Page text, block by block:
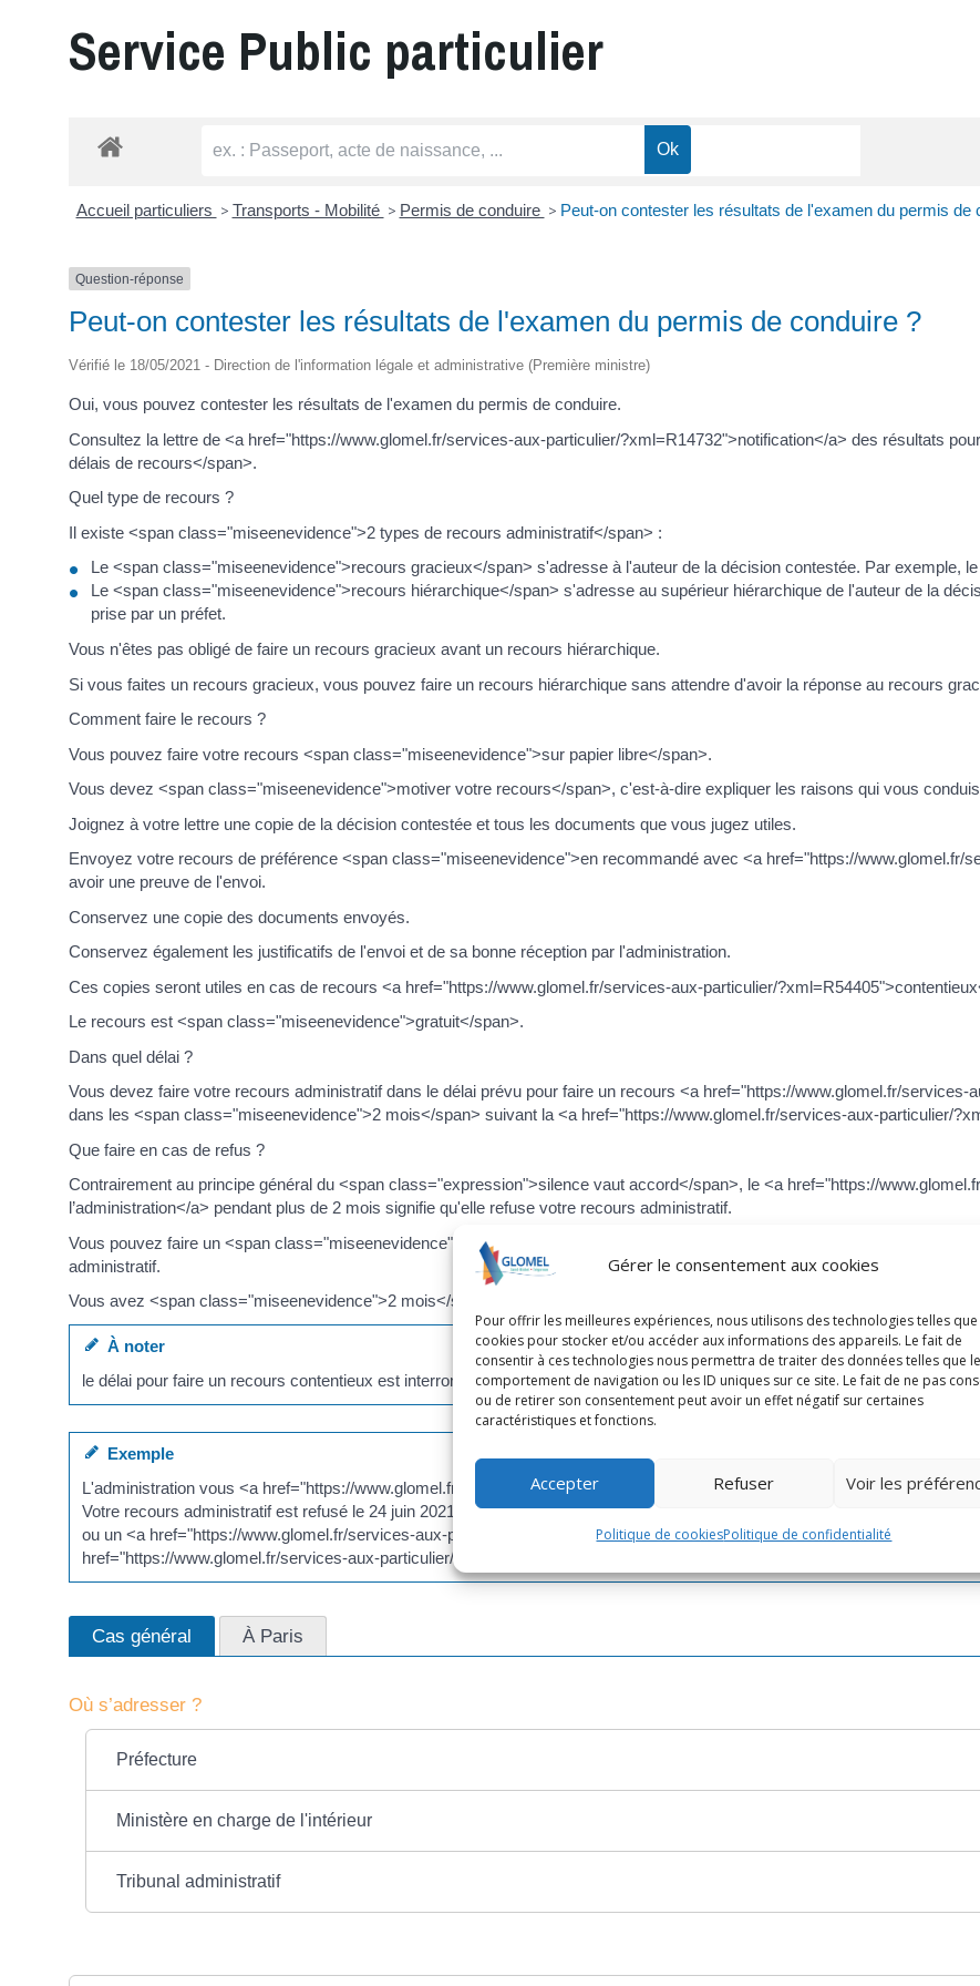
Gérer le consentement aux cookies
Pour offrir les meilleures expériences, nous utilisons des technologies telles
cookies pour stocker et/ou accéder aux informations des appareils. Le fait de
consentir à ces technologies nous permettra de traiter des données telles que le
comportement de navigation ou les ID uniques sur ce site. Le fait de ne pas
ou de retirer son consentement peut avoir un effet négatif sur certaines
caractéristiques et fonctions.
Accepter Refuser Voir les
Politique de cookiesPolitique de confidentialité
Service Public particulier
Accueil particuliers > Transports - Mobilité > Permis de conduire > Peut-on contester les résultats de l'examen du permis de
Question-réponse
Peut-on contester les résultats de l'examen du permis de conduire ?
Vérifié le 18/05/2021 - Direction de l'information légale et administrative (Première ministre)
Oui, vous pouvez contester les résultats de l'examen du permis de conduire.
Consultez la lettre de <a href="https://www.glomel.fr/services-aux-particulier/?xml=R14732">notification</a> des résultats
délais de recours</span>.
Quel type de recours ?
Il existe <span class="miseenevidence">2 types de recours administratif</span> :
Le <span class="miseenevidence">recours gracieux</span> s'adresse à l'auteur de la décision contestée. Par exemple, le
Le <span class="miseenevidence">recours hiérarchique</span> s'adresse au supérieur hiérarchique de l'auteur de la
prise par un préfet.
Vous n'êtes pas obligé de faire un recours gracieux avant un recours hiérarchique.
Si vous faites un recours gracieux, vous pouvez faire un recours hiérarchique sans attendre d'avoir la réponse au recours
Comment faire le recours ?
Vous pouvez faire votre recours <span class="miseenevidence">sur papier libre</span>.
Vous devez <span class="miseenevidence">motiver votre recours</span>, c'est-à-dire expliquer les raisons qui vous
Joignez à votre lettre une copie de la décision contestée et tous les documents que vous jugez utiles.
Envoyez votre recours de préférence <span class="miseenevidence">en recommandé avec <a href="https://www.glomel.fr/
avoir une preuve de l'envoi.
Conservez une copie des documents envoyés.
Conservez également les justificatifs de l'envoi et de sa bonne réception par l'administration.
Ces copies seront utiles en cas de recours <a href="https://www.glomel.fr/services-aux-particulier/
Le recours est <span class="miseenevidence">gratuit</span>.
Dans quel délai ?
Vous devez faire votre recours administratif dans le délai prévu pour faire un recours <a href="https://www.glomel.fr/
dans les <span class="miseenevidence">2 mois</span> suivant la <a href="https://www.glomel.fr/services-aux-particulier/
Que faire en cas de refus ?
Contrairement au principe général du <span class="expression">silence vaut accord</span>, le <a href="https://
l’administration</a> pendant plus de 2 mois signifie qu'elle refuse votre recours administratif.
Vous pouvez faire un <span class="miseenevidence">recours </span><a href="https://www.glomel.fr/services-aux-
administratif.
Vous avez <span class="miseenevidence">2 mois</span> pour saisir le tribunal administratif (<a href="https://
À noter
le délai pour faire un recours contentieux est interrompu par le recours administratif. Il recommence à courir lorsque votre
Exemple
L'administration vous <a href="https://www.glomel.fr/services-aux-particulier/?xml=R14732">notifie</a> un refus le 5 avril
Votre recours administratif est refusé le 24 juin 2021. Vous pouvez faire un recours contentieux jusqu'au 25 août 2021 à
ou un <a href="https://www.glomel.fr/services-aux-particulier/?xml=R33413">jour chômé</a>, le délai est prolongé
href="https://www.glomel.fr/services-aux-particulier/?xml=R17508">jour ouvrable</a> suivant.
Cas général À Paris
Où s’adresser ?
Préfecture
Ministère en charge de l'intérieur
Tribunal administratif